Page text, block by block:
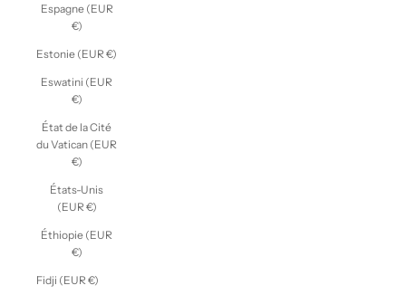
Espagne (EUR
€)
Estonie (EUR €)
Eswatini (EUR
€)
État de la Cité
du Vatican (EUR
€)
États-Unis
(EUR €)
Éthiopie (EUR
€)
Fidji (EUR €)